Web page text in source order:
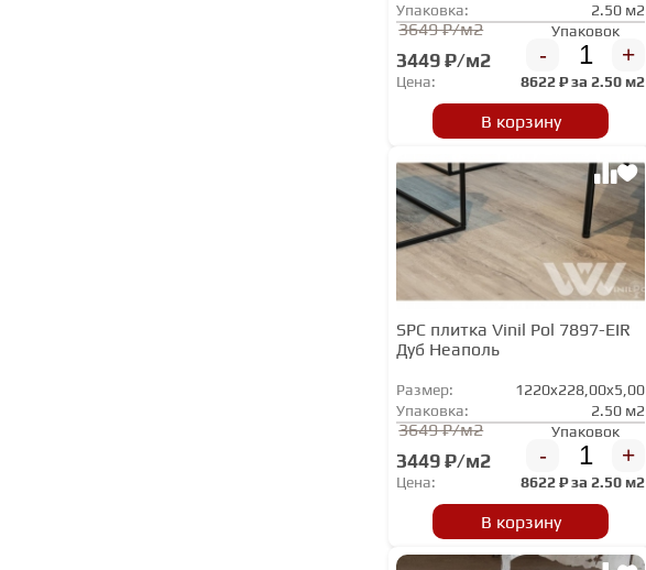
Упаковка:
2.50 м2
3649 ₽/м2
3449 ₽/м2
Упаковок
- +
Цена: 8622₽ за2.50 м2
В корзину
SPC плитка Vinil Pol 7897-EIR
Дуб Неаполь
Размер:
1220x228,00x5,00
Упаковка:
2.50 м2
3649 ₽/м2
3449 ₽/м2
Упаковок
- +
Цена: 8622₽ за2.50 м2
В корзину